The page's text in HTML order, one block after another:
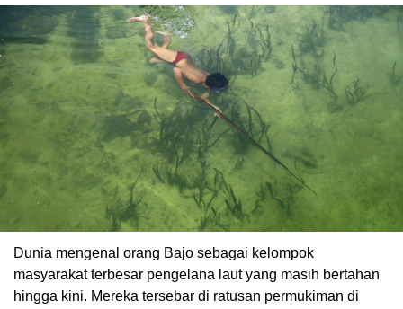
Dunia mengenal orang Bajo sebagai kelompok
masyarakat terbesar pengelana laut yang masih bertahan
hingga kini. Mereka tersebar di ratusan permukiman di